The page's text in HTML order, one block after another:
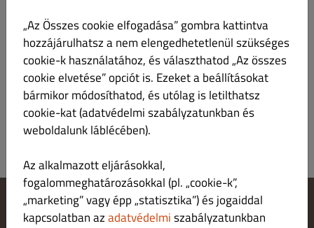
Cappy Alma 1 L Ft 1,550.00
Cookie‑beállítások módosítása
„Az Összes cookie elfogadása” gombra kattintva
hozzájárulhatsz a nem elengedhetetlenül szükséges
cookie-k használatához, és választhatod „Az összes
cookie elvetése” opciót is. Ezeket a beállításokat
bármikor módosíthatod, és utólag is letilthatsz
cookie-kat (adatvédelmi szabályzatunkban és
weboldalunk láblécében).
Az alkalmazott eljárásokkal,
fogalommeghatározásokkal (pl. „cookie-k”,
„marketing” vagy épp „statisztika”) és jogaiddal
kapcsolatban azadatvédelmiszabályzatunkban